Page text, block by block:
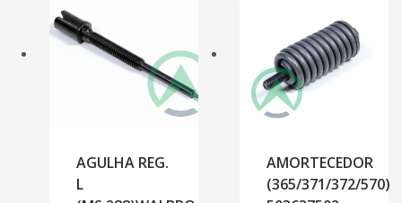
AGULHA REG.
L
AMORTECEDOR
(365/371/372/570)